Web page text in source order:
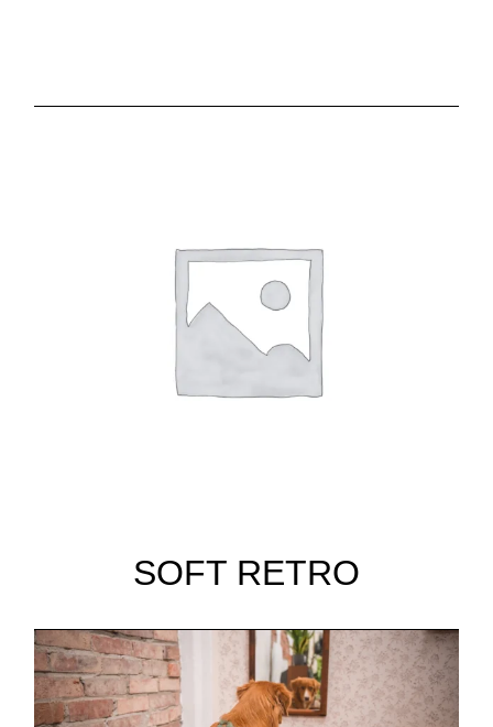
SOFT RETRO